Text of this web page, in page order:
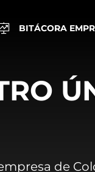
BITÁCORA
de